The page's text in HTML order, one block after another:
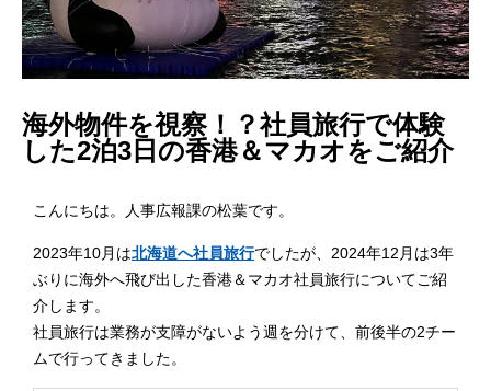
海外物件を視察！？社員旅行で体験
した2泊3日の香港＆マカオをご紹介
こんにちは。人事広報課の松葉です。
2023年10月は北海道へ社員旅行でしたが、2024年12月は3年
ぶりに海外へ飛び出した香港＆マカオ社員旅行についてご紹
介します。
社員旅行は業務が支障がないよう週を分けて、前後半の2チー
ムで行ってきました。